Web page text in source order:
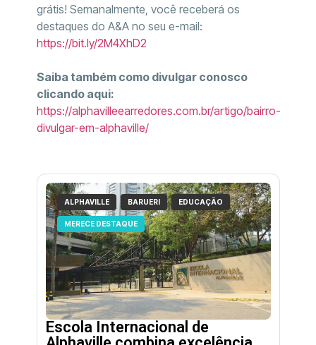
grátis! Semanalmente, você receberá os
destaques do A&A no seu e-mail:
https://bit.ly/2M4XhD2
Saiba também como divulgar conosco
clicando aqui:
https://alphavilleearredores.com.br/artigo/bairro-
divulgar-em-alphaville/
ALPHAVILLE BARUERI EDUCAÇÃO
MERECE DESTAQUE
Escola Internacional de